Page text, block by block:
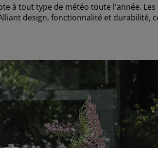
à tout type de météo toute l'année.
design, fonctionnalité et durabilité,